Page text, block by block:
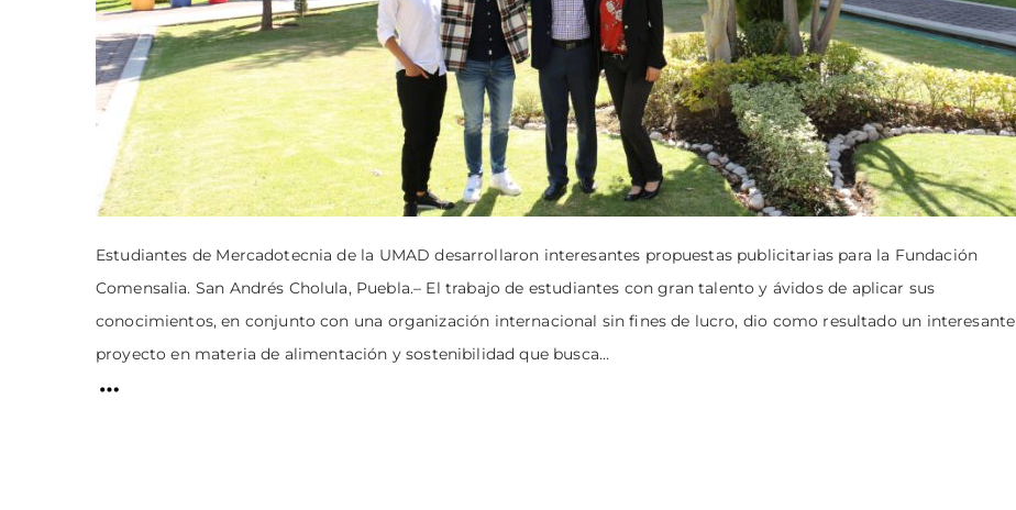
Estudiantes de Mercadotecnia de la UMAD desarrollaron interesantes propuestas publicitarias para la Fundación
Comensalia. San Andrés Cholula, Puebla.– El trabajo de estudiantes con gran talento y ávidos de aplicar sus
conocimientos, en conjunto con una organización internacional sin fines de lucro, dio como resultado un interesante
proyecto en materia de alimentación y sostenibilidad que busca...